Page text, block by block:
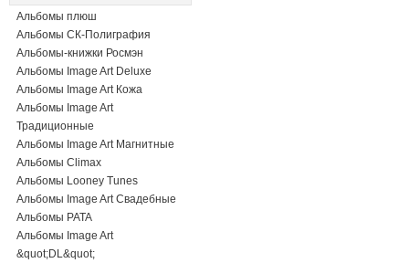
Альбомы плюш
Альбомы СК-Полиграфия
Альбомы-книжки Росмэн
Альбомы Image Art Deluxe
Альбомы Image Art Кожа
Альбомы Image Art
Традиционные
Альбомы Image Art Магнитные
Альбомы Climax
Альбомы Looney Tunes
Альбомы Image Art Свадебные
Альбомы PATA
Альбомы Image Art
&quot;DL&quot;